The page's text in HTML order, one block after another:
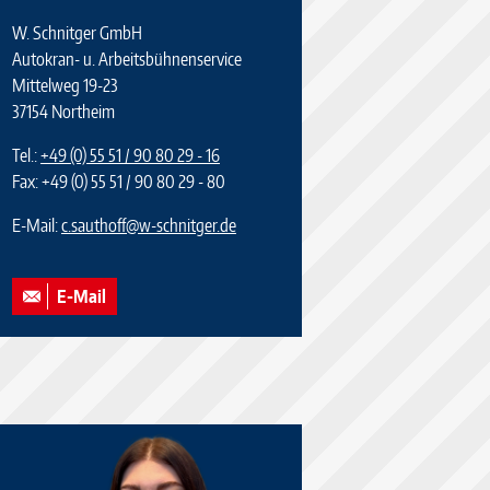
W. Schnitger GmbH
Autokran- u. Arbeitsbühnenservice
Mittelweg 19-23
37154 Northeim
Tel.:+49 (0) 55 51 / 90 80 29 - 16
Fax: +49 (0) 55 51 / 90 80 29 - 80
E-Mail:c.sauthoff@w-schnitger.de
E-Mail